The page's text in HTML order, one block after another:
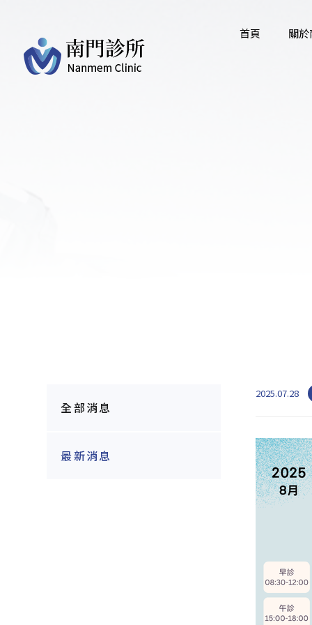
首頁 關
全部消息
最新消息
2025.07.28